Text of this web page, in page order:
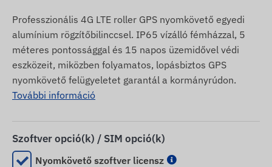
Professzionális 4G LTE roller GPS nyomkövető egyedi
alumínium rögzítőbilinccsel. IP65 vízálló fémházzal, 5
méteres pontossággal és 15 napos üzemidővel védi
eszközeit, miközben folyamatos, lopásbiztos GPS
nyomkövető felügyeletet garantál a kormányrúdon.
További információ
Szoftver opció(k) / SIM opció(k)
Nyomkövető szoftver licensz